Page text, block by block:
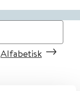
Alfabetisk